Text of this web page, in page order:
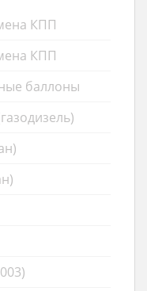
КПП
КПП
баллоны